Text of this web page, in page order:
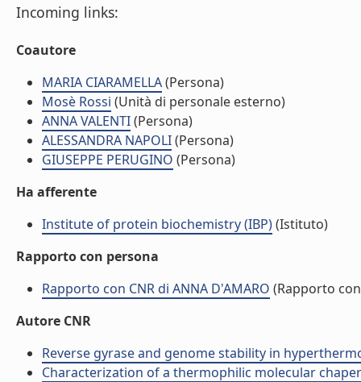
Incoming links:
Coautore
MARIA CIARAMELLA(Persona)
Mosè Rossi (Unità di personale esterno)
ANNA VALENTI(Persona)
ALESSANDRA NAPOLI(Persona)
GIUSEPPE PERUGINO (Persona)
Ha afferente
Institute of protein biochemistry (IBP)(Istituto)
Rapporto con persona
Rapporto con CNR di ANNA D'AMARO (Rapporto con
Autore CNR
Reverse gyrase and genome stability in
Characterization of a thermophilic molecular